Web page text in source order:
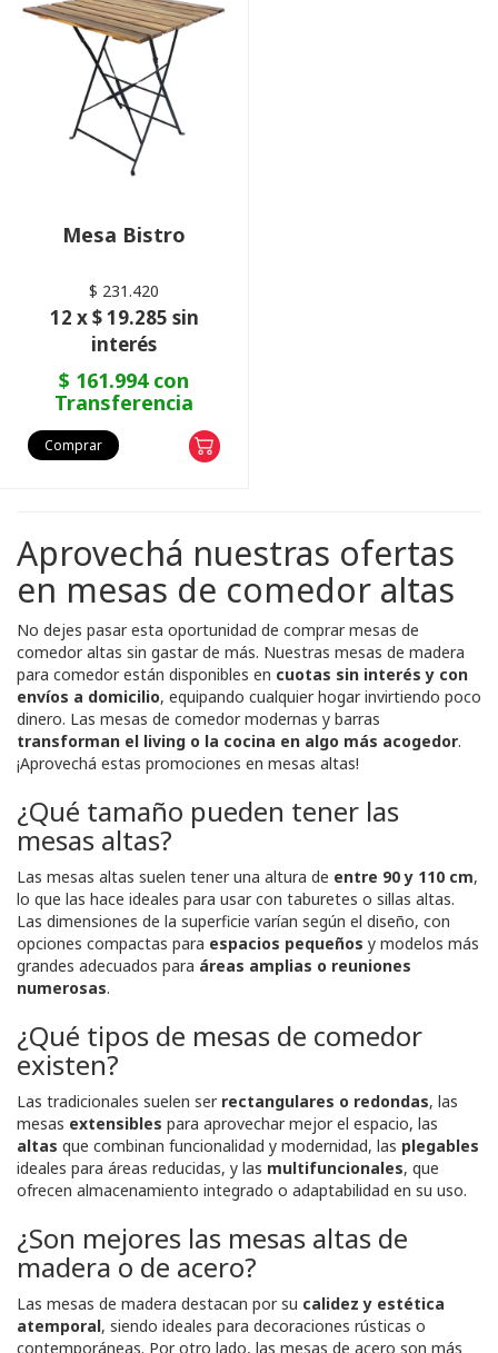
Mesa Bistro
$ 231.420
12 x $ 19.285 sin
interés
$ 161.994 con
Transferencia
Comprar
Aprovechá nuestras ofertas
en mesas de comedor altas
No dejes pasar esta oportunidad de comprar mesas de
comedor altas sin gastar de más. Nuestras mesas de madera
para comedor están disponibles en cuotas sin interés y con
envíos a domicilio, equipando cualquier hogar invirtiendo poco
dinero. Las mesas de comedor modernas y barras
transforman el living o la cocina en algo más acogedor.
¡Aprovechá estas promociones en mesas altas!
¿Qué tamaño pueden tener las
mesas altas?
Las mesas altas suelen tener una altura de entre 90 y 110 cm,
lo que las hace ideales para usar con taburetes o sillas altas.
Las dimensiones de la superficie varían según el diseño, con
opciones compactas para espacios pequeños y modelos más
grandes adecuados para áreas amplias o reuniones
numerosas.
¿Qué tipos de mesas de comedor
existen?
Las tradicionales suelen ser rectangulares o redondas, las
mesas extensibles para aprovechar mejor el espacio, las
altas que combinan funcionalidad y modernidad, las plegables
ideales para áreas reducidas, y las multifuncionales, que
ofrecen almacenamiento integrado o adaptabilidad en su uso.
¿Son mejores las mesas altas de
madera o de acero?
Las mesas de madera destacan por su calidez y estética
atemporal, siendo ideales para decoraciones rústicas o
contemporáneas. Por otro lado, las mesas de acero son más